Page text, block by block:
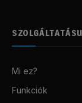
Mi ez?
Funkciók